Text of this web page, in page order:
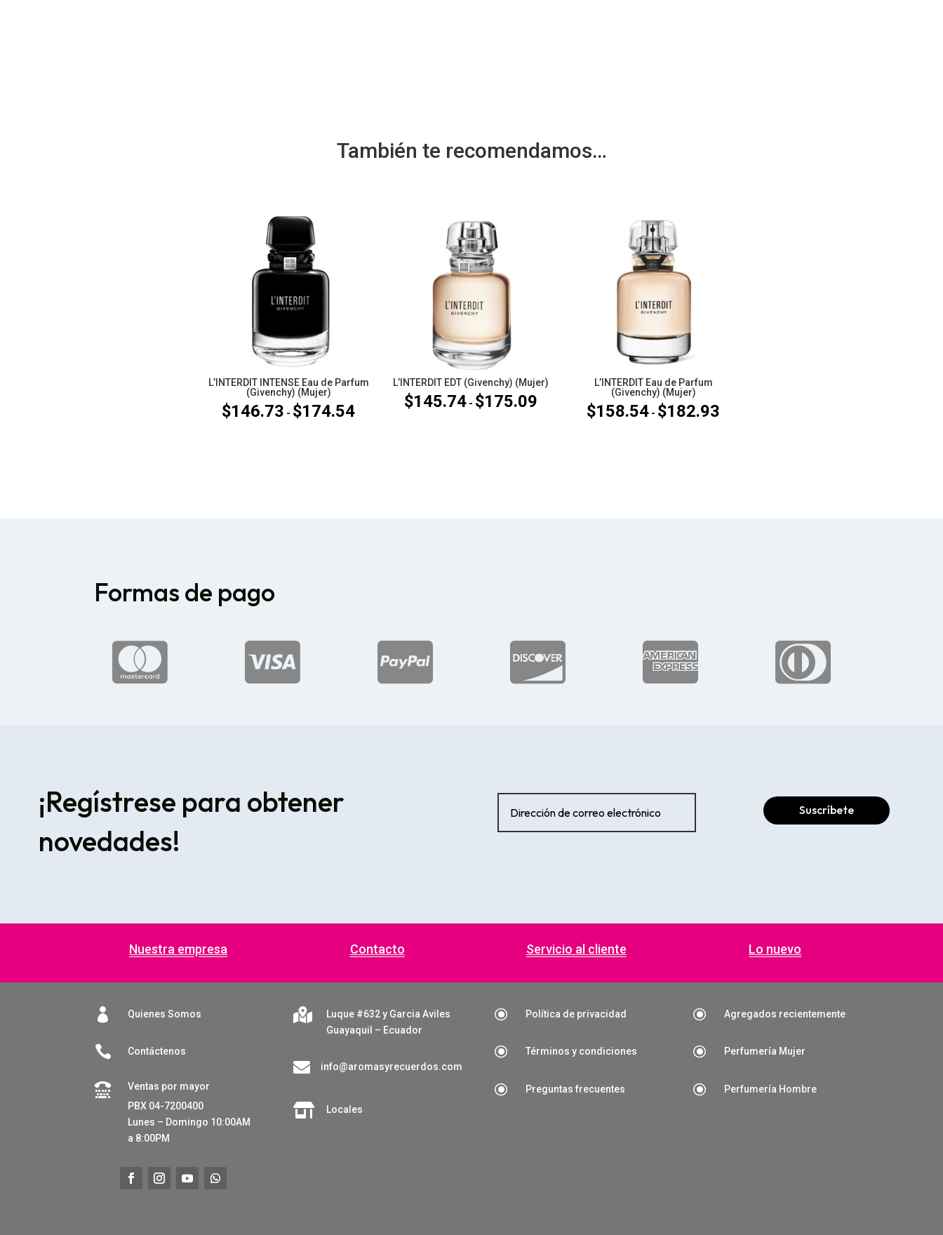
También te recomendamos…
L’INTERDIT INTENSE Eau de Parfum
(Givenchy) (Mujer)
$146.73 - $174.54Rango
L’INTERDIT EDT (Givenchy) (Mujer)
$145.74 - $175.09
L’INTERDIT Eau de Parfum
(Givenchy) (Mujer)
$158.54 - $182.93
Formas de pago
     
¡Regístrese para obtener
novedades!
Suscríbete
Nuestra empresa Contacto Servicio al cliente Lo nuevo
 Quienes Somos
 Contáctenos

Ventas por mayor
PBX 04-7200400
Lunes – Domingo 10:00AM
a 8:00PM

Luque #632 y Garcia Aviles
Guayaquil – Ecuador
 info@aromasyrecuerdos.com
 Locales
\ Política de privacidad
\ Términos y condiciones
\ Preguntas frecuentes
\ Agregados recientemente
\ Perfumería Mujer
\ Perfumería Hombre